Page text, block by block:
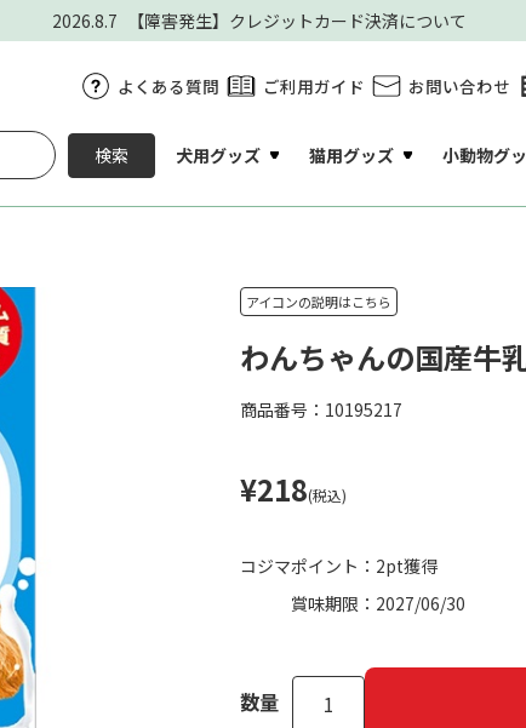
2026.8.7 【障害発生】クレジットカード決済について
よくある質問 ご利用ガイド お問い合わせ
検索 犬用グッズ 猫用グッズ 小動物グ
アイコンの説明はこちら
わんちゃんの国産牛
商品番号：10195217
¥218(税込)
コジマポイント： 2pt獲得
賞味期限： 2027/06/30
数量